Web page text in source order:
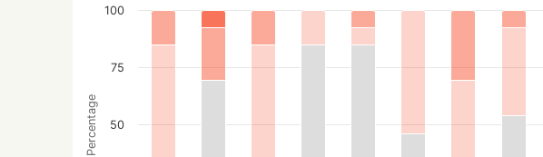
Percentage 50
75
100